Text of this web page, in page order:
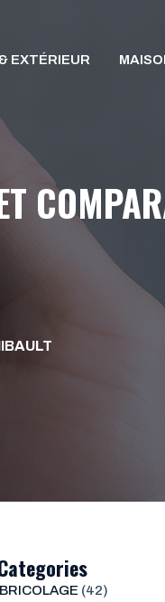
EXTÉRIEUR
BRICOLAGE (42)